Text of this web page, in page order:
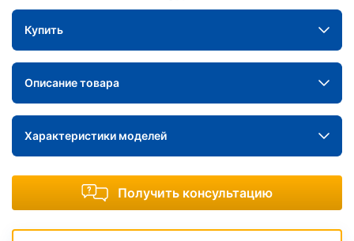
Купить
Описание товара
Характеристики моделей
Получить консультацию